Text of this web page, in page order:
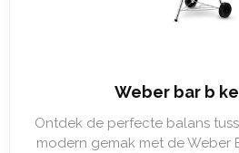
Weber bar b
Ontdek de perfecte balans
modern gemak met de Weber